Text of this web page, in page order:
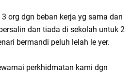
org dgn beban kerja yg sama dan
dan tiada di sekolah untuk 2
bermandi peluh lelah le yer.
perkhidmatan kami dgn